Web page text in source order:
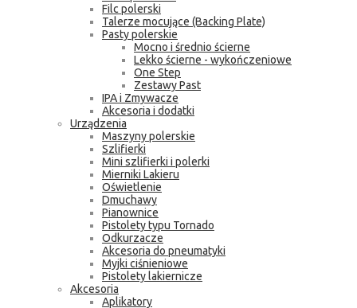
Filc polerski
Talerze mocujące (Backing Plate)
Pasty polerskie
Mocno i średnio ścierne
Lekko ścierne - wykończeniowe
One Step
Zestawy Past
IPA i Zmywacze
Akcesoria i dodatki
Urządzenia
Maszyny polerskie
Szlifierki
Mini szlifierki i polerki
Mierniki Lakieru
Oświetlenie
Dmuchawy
Pianownice
Pistolety typu Tornado
Odkurzacze
Akcesoria do pneumatyki
Myjki ciśnieniowe
Pistolety lakiernicze
Akcesoria
Aplikatory